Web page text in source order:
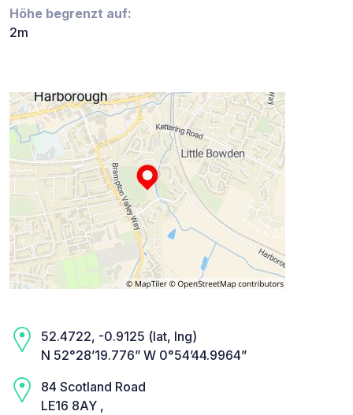
Höhe begrenzt auf:
2m
52.4722, -0.9125 (lat, lng)
N 52°28’19.776” W 0°54’44.9964”
84 Scotland Road
LE16 8AY ,